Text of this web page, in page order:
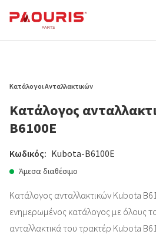
Κατάλογοι Ανταλλακτικών
Κατάλογος
B6100E
Κωδικός: Kubota-B6100E
Άμεσα διαθέσιμο
Κατάλογος ανταλλακτικών Kubota
ενημερωμένος κατάλογος με όλους
ανταλλακτικά του τρακτέρ Kubota